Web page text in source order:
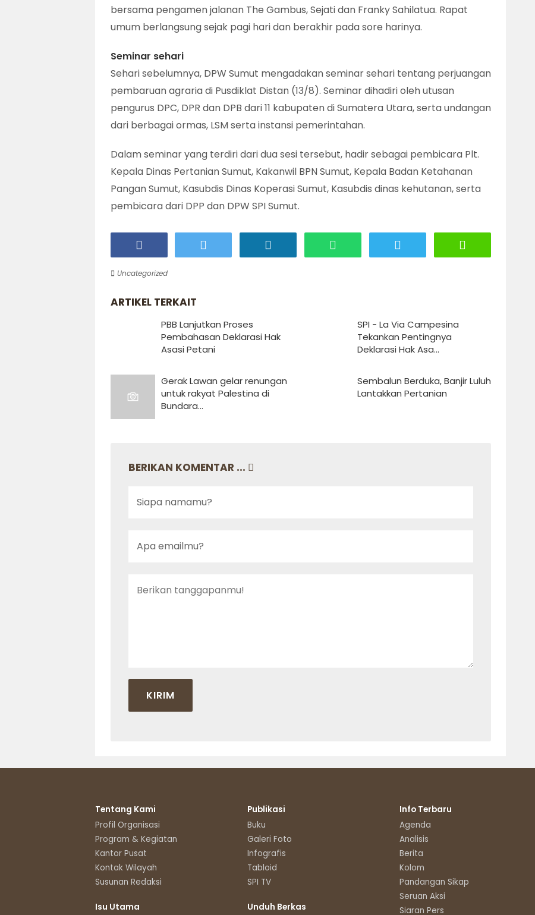
bersama pengamen jalanan The Gambus, Sejati dan Franky Sahilatua. Rapat
umum berlangsung sejak pagi hari dan berakhir pada sore harinya.
Seminar sehari
Sehari sebelumnya, DPW Sumut mengadakan seminar sehari tentang perjuangan
pembaruan agraria di Pusdiklat Distan (13/8). Seminar dihadiri oleh utusan
pengurus DPC, DPR dan DPB dari 11 kabupaten di Sumatera Utara, serta undangan
dari berbagai ormas, LSM serta instansi pemerintahan.
Dalam seminar yang terdiri dari dua sesi tersebut, hadir sebagai pembicara Plt.
Kepala Dinas Pertanian Sumut, Kakanwil BPN Sumut, Kepala Badan Ketahanan
Pangan Sumut, Kasubdis Dinas Koperasi Sumut, Kasubdis dinas kehutanan, serta
pembicara dari DPP dan DPW SPI Sumut.
Uncategorized
ARTIKEL TERKAIT
PBB Lanjutkan Proses
Pembahasan Deklarasi Hak
Asasi Petani
Gerak Lawan gelar renungan
untuk rakyat Palestina di
Bundara...
SPI - La Via Campesina
Tekankan Pentingnya
Deklarasi Hak Asa...
Sembalun Berduka, Banjir Luluh
Lantakkan Pertanian
BERIKAN KOMENTAR ...
Tentang Kami
Profil Organisasi
Program & Kegiatan
Kantor Pusat
Kontak Wilayah
Susunan Redaksi
Isu Utama
Publikasi
Buku
Galeri Foto
Infografis
Tabloid
SPI TV
Unduh Berkas
Info Terbaru
Agenda
Analisis
Berita
Kolom
Pandangan Sikap
Seruan Aksi
Siaran Pers